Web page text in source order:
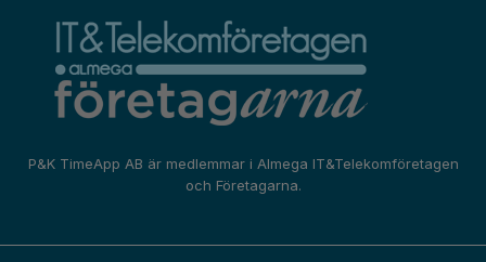
P&K TimeApp AB är medlemmar i Almega IT&Telekomföretagen
och Företagarna.